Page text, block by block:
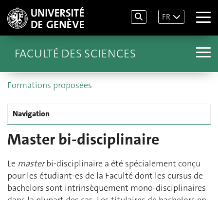
FR
FACULTÉ DES SCIENCES
Formations proposées
Navigation
Master bi-disciplinaire
Le masterbi-disciplinaire a été spécialement conçu
pour les étudiant-es de la Faculté dont les cursus de
bachelors sont intrinsèquement mono-disciplinaires